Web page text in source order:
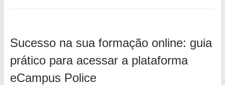
Sucesso na sua formação online: guia
prático para acessar a plataforma
eCampus Police